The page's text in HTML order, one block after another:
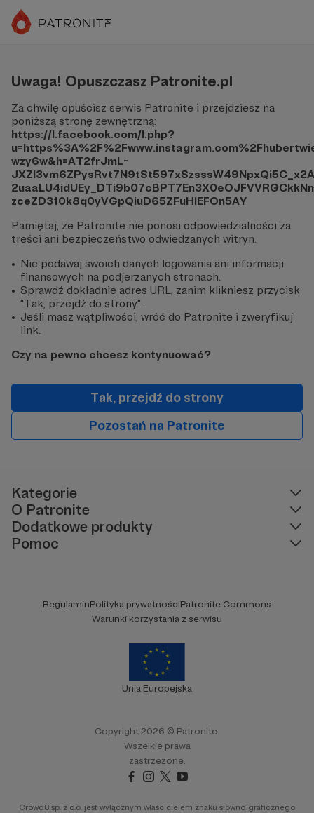
Uwaga! Opuszczasz Patronite.pl
Za chwilę opuścisz serwis Patronite i przejdziesz na
poniższą stronę zewnętrzną:
https://l.facebook.com/l.php?
wzy6w&h=AT2frJmL-
zceZD310k8q0yVGpQiuD65ZFuHlEFOn5AY
Pamiętaj, że Patronite nie ponosi odpowiedzialności za
treści ani bezpieczeństwo odwiedzanych witryn.
Nie podawaj swoich danych logowania ani informacji
finansowych na podjerzanych stronach.
Sprawdź dokładnie adres URL, zanim klikniesz przycisk
"Tak, przejdź do strony".
Jeśli masz wątpliwości, wróć do Patronite i zweryfikuj
link.
Czy na pewno chcesz kontynuować?
Tak, przejdź do strony
Pozostań na Patronite
Kategorie
O Patronite
Dodatkowe produkty
Pomoc
RegulaminPolityka prywatnościPatronite Commons
Warunki korzystania z serwisu
Unia Europejska
Copyright 2026 © Patronite.
Wszelkie prawa
zastrzeżone.
Crowd8 sp. z o.o. jest wyłącznym właścicielem znaku słowno-graficznego